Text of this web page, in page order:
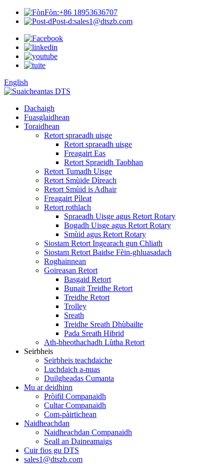
Fòn:+86 18953636707
Post-d:sales1@dtszb.com
English
Dachaigh
Fuasglaidhean
Toraidhean
Retort spraeadh uisge
Retort spraeadh uisge
Freagairt Eas
Retort Spraeidh Taobhan
Retort Tumadh Uisge
Retort Smùide Dìreach
Retort Smùid is Adhair
Freagairt Pìleat
Retort rothlach
Spraeadh Uisge agus Retort Rotary
Bogadh Uisge agus Retort Rotary
Smùid agus Retort Rotary
Siostam Retort Ingearach gun Chliath
Siostam Retort Baidse Fèin-ghluasadach
Roghainnean
Goireasan Retort
Basgaid Retort
Bunait Treidhe Retort
Treidhe Retort
Trolley
Sreath
Treidhe Sreath Dhùbailte
Pada Sreath Hibrid
Ath-bheothachadh Lùtha Retort
Seirbheis
Seirbheis teachdaiche
Luchdaich a-nuas
Duilgheadas Cumanta
Mu ar deidhinn
Pròifil Companaidh
Cultar Companaidh
Com-pàirtichean
Naidheachdan
Naidheachdan Companaidh
Seall an Daineamaigs
Cuir fios gu DTS
sales1@dtszb.com